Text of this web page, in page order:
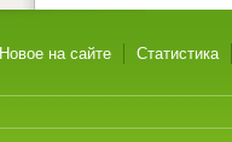
Новое на сайте Статистика